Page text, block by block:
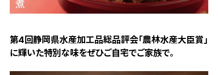
第4回静岡県水産加工品総品評会「農林水産大臣賞」
に輝いた特別な味をぜひご自宅でご家族で。